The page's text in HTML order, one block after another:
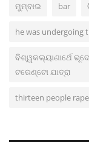
ମୁମ୍ବାଇ bar
he was undergoing
ବିଶ୍ୱକଲ୍ୟାଣାର୍ଥେ
ଟରେଣ୍ଟୋ ଯାତ୍ରା
thirteen people